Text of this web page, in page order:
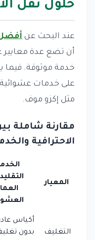
حلول نقل
عند البحث عن أفضل
أن تضع عدة
خدمة موثوقة. فيما
على خدمات عشوائية
مثل إكزو موف.
مقارنة شاملة
الاحترافية
المعيار
التغليف
أكياس
بدون